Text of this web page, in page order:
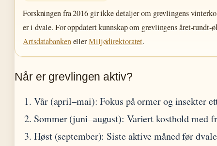
Forskningen fra 2016 gir ikke detaljer om grevlingens
er i dvale. For oppdatert kunnskap om grevlingens året-rundt-
ArtsdatabankenellerMiljødirektoratet.
Når er grevlingen aktiv?
Vår (april–mai): Fokus på ormer og insekter
Sommer (juni–august): Variert kosthold med
Høst (september): Siste aktive måned før dvale